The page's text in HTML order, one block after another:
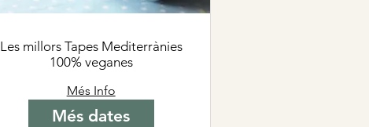
Les millors Tapes Mediterrànies
100% veganes
Més Info
Més dates